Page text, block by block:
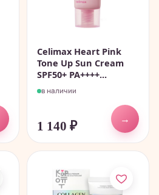
Celimax Heart Pink
Tone Up Sun Cream
SPF50+ PA++++...
в наличии
1 140 ₽
→